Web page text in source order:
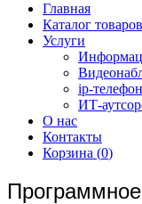
Главная
Каталог товаров
Услуги
ip-
ИТ-
О нас
Контакты
Корзина (0)